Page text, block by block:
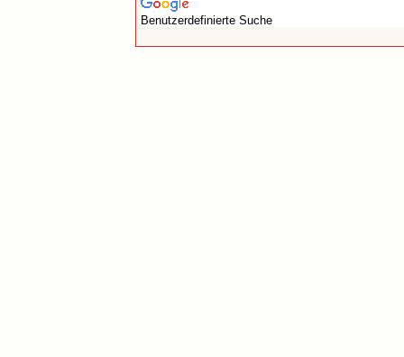
Benutzerdefinierte Suche